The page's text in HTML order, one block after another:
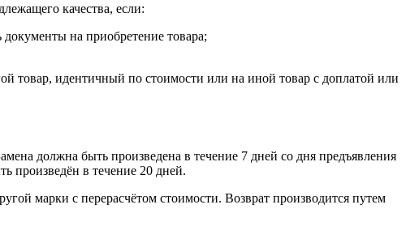
качества, если:
на приобретение товара;
товар, идентичный по стоимости или на иной товар с доплатой или
должна быть произведена в течение 7 дней со дня предъявления
произведён в течение 20 дней.
марки с перерасчётом стоимости. Возврат производится путем